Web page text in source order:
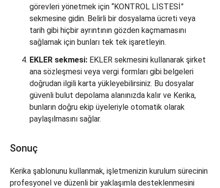
görevleri yönetmek için “KONTROL LİSTESİ”
sekmesine gidin. Belirli bir dosyalama ücreti veya
tarih gibi hiçbir ayrıntının gözden kaçmamasını
sağlamak için bunları tek tek işaretleyin.
EKLER sekmesi: EKLER sekmesini kullanarak şirket
ana sözleşmesi veya vergi formları gibi belgeleri
doğrudan ilgili karta yükleyebilirsiniz. Bu dosyalar
güvenli bulut depolama alanınızda kalır ve Kerika,
bunların doğru ekip üyeleriyle otomatik olarak
paylaşılmasını sağlar.
Sonuç
Kerika şablonunu kullanmak, işletmenizin kurulum sürecinin
profesyonel ve düzenli bir yaklaşımla desteklenmesini